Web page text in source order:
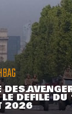
DES
DÉFILÉ DU
2026